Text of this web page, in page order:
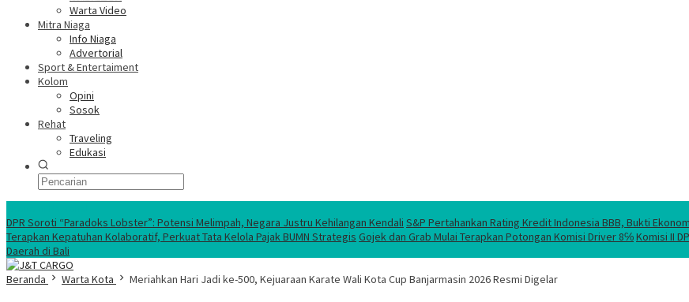
Warta Video
Mitra Niaga
Info Niaga
Advertorial
Sport & Entertaiment
Kolom
Opini
Sosok
Rehat
Traveling
Edukasi
DPR Soroti “Paradoks Lobster”: Potensi Melimpah, Negara Justru Kehilangan Kendali S&P Pertahankan Rating Kredit Indonesia BBB, Bukti
Terapkan Kepatuhan Kolaboratif, Perkuat Tata Kelola Pajak BUMN Strategis Gojek dan Grab Mulai Terapkan Potongan Komisi Driver 8℅Komisi II
Daerah di Bali
Beranda
Warta Kota Meriahkan Hari Jadi ke-500, Kejuaraan Karate Wali Kota Cup Banjarmasin 2026 Resmi Digelar